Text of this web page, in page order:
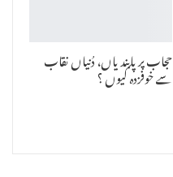
حجاب پر پابندیاں، دُنیاں نقاب
سے خوفزدہ کیوں ؟